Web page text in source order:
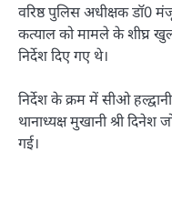
वरिष्ठ पुलिस अधीक्षक डॉ0
कत्याल को मामले के शीघ्र
निर्देश दिए गए थे।
निर्देश के क्रम में सीओ
थानाध्यक्ष मुखानी श्री
गई।